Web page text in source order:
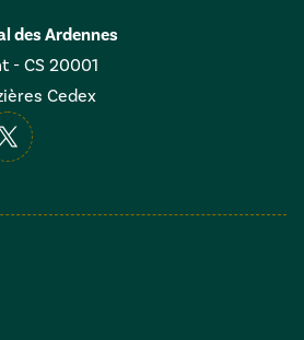
des Ardennes
- CS 20001
Cedex